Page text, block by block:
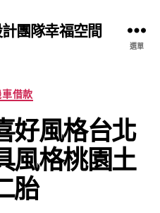
團隊幸福空間
選單
分
類
借款
好風格台北
風格桃園土
胎